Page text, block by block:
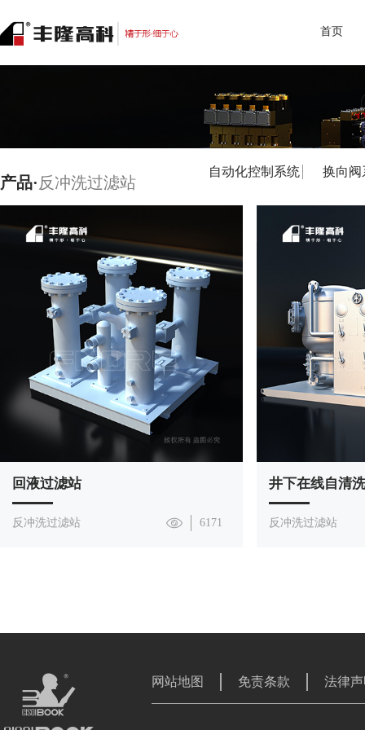
首页
产品· 反冲洗过滤站
自动化控制系统 换向阀
回液过滤站
反冲洗过滤站 6171
井下在线自清
反冲洗过滤站
网站地图 免责条款 法律